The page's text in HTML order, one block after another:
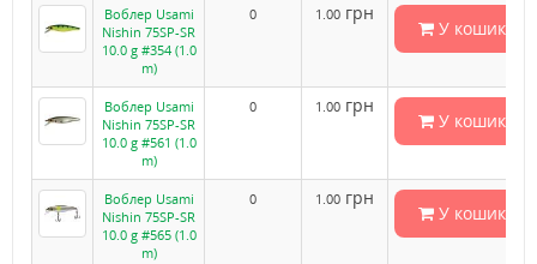
Воблер Usami
Nishin 75SP-SR
10.0 g #354 (1.0
m)
0 1.00 грн
У кошик
Воблер Usami
Nishin 75SP-SR
10.0 g #561 (1.0
m)
0 1.00 грн
У кошик
Воблер Usami
Nishin 75SP-SR
10.0 g #565 (1.0
m)
0 1.00 грн
У кошик